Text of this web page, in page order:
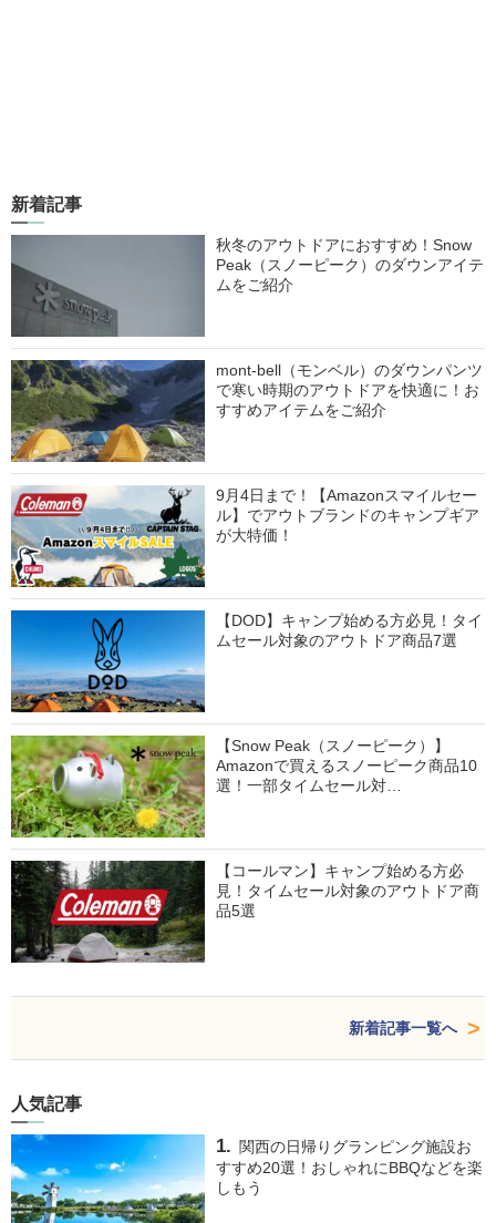
新着記事
秋冬のアウトドアにおすすめ！Snow
Peak（スノーピーク）のダウンアイテ
ムをご紹介
mont-bell（モンベル）のダウンパンツ
で寒い時期のアウトドアを快適に！お
すすめアイテムをご紹介
9月4日まで！【Amazonスマイルセー
ル】でアウトブランドのキャンプギア
が大特価！
【DOD】キャンプ始める方必見！タイ
ムセール対象のアウトドア商品7選
【Snow Peak（スノーピーク）】
Amazonで買えるスノーピーク商品10
選！一部タイムセール対…
【コールマン】キャンプ始める方必
見！タイムセール対象のアウトドア商
品5選
新着記事一覧へ
人気記事
関西の日帰りグランピング施設お
すすめ20選！おしゃれにBBQなどを楽
しもう